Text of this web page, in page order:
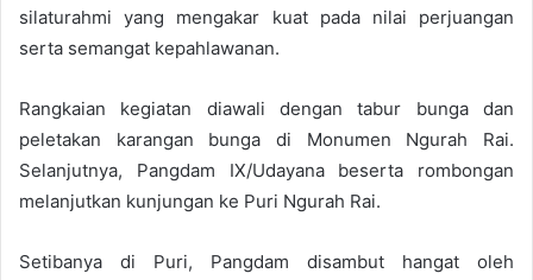
silaturahmi yang mengakar kuat pada nilai perjuangan
serta semangat kepahlawanan.
Rangkaian kegiatan diawali dengan tabur bunga dan
peletakan karangan bunga di Monumen Ngurah Rai.
Selanjutnya, Pangdam IX/Udayana beserta rombongan
melanjutkan kunjungan ke Puri Ngurah Rai.
Setibanya di Puri, Pangdam disambut hangat oleh